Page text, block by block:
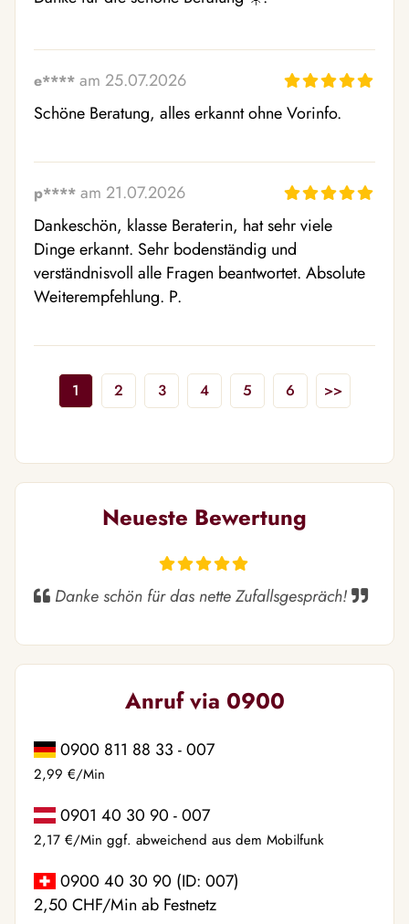
e**** am 25.07.2026
Schöne Beratung, alles erkannt ohne Vorinfo.
p**** am 21.07.2026
Dankeschön, klasse Beraterin, hat sehr viele
Dinge erkannt. Sehr bodenständig und
verständnisvoll alle Fragen beantwortet. Absolute
Weiterempfehlung. P.
1 2 3 4 5 6 >>
Neueste Bewertung
Danke schön für das nette Zufallsgespräch!
Anruf via 0900
0900 811 88 33 - 007
2,99 €/Min
0901 40 30 90 - 007
2,17 €/Min ggf. abweichend aus dem Mobilfunk
0900 40 30 90 (ID: 007)
2,50 CHF/Min ab Festnetz